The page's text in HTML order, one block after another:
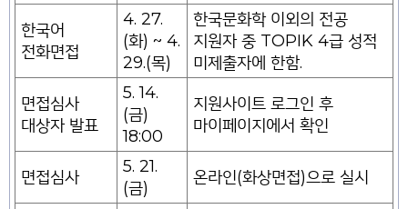
한국어
전화면접
4. 27.
(화) ~ 4.
29.(목)
한국문화학 이외의 전공
지원자 중 TOPIK 4급 성적
미제출자에 한함.
면접심사
대상자 발표
5. 14.
(금)
18:00
지원사이트 로그인 후
마이페이지에서 확인
면접심사
5. 21.
(금)
온라인(화상면접)으로 실시